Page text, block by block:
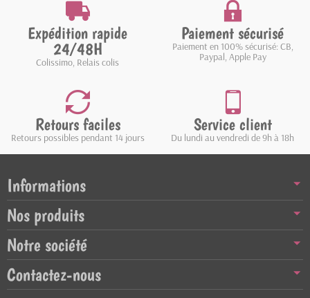
Expédition rapide
24/48H
Colissimo, Relais colis
Paiement sécurisé
Paiement en 100% sécurisé: CB,
Paypal, Apple Pay
Retours faciles
Retours possibles pendant 14 jours
Service client
Du lundi au vendredi de 9h à 18h
Informations
Nos produits
Notre société
Contactez-nous